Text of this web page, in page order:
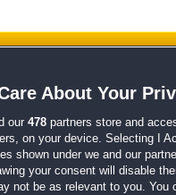
2
die aufregende
ein, der zu dir passt und
Spannende Rätsel und
of Mystery 2!
About Your
our 478 partners store and
on your device. Selecting I
shown under we and our
your consent will disable
not be as relevant to you. You